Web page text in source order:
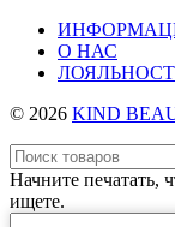
О НАС
© 2026 KIND
Начните печатать,
ищете.